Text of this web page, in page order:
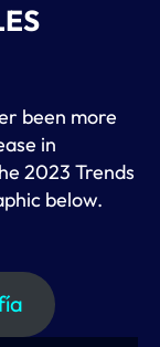
been more
in
2023 Trends
below.